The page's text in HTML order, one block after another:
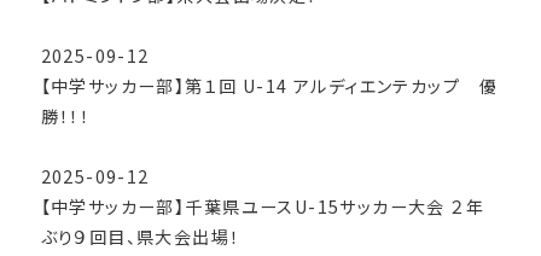
2025-09-12
【中学サッカー部】第１回 U-14 アルディエンテカップ 優
勝！！！
2025-09-12
【中学サッカー部】千葉県ユースU-15サッカー大会 ２年
ぶり９回目、県大会出場！